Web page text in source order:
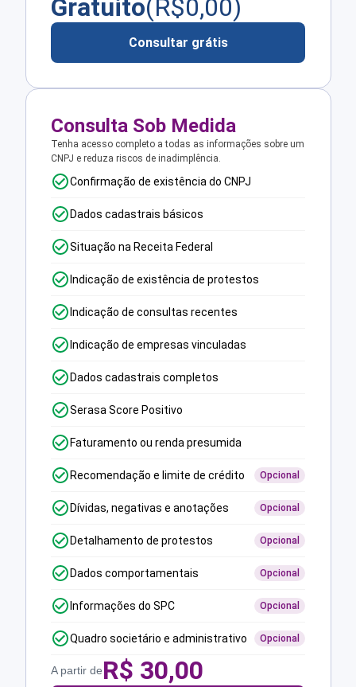
Gratuito(R$0,00)
Consultar grátis
Consulta Sob Medida
Tenha acesso completo a todas as informações sobre um
CNPJ e reduza riscos de inadimplência.
Confirmação de existência do CNPJ
Dados cadastrais básicos
Situação na Receita Federal
Indicação de existência de protestos
Indicação de consultas recentes
Indicação de empresas vinculadas
Dados cadastrais completos
Serasa Score Positivo
Faturamento ou renda presumida
Recomendação e limite de crédito Opcional
Dívidas, negativas e anotações Opcional
Detalhamento de protestos Opcional
Dados comportamentais Opcional
Informações do SPC Opcional
Quadro societário e administrativo Opcional
A partir deR$ 30,00